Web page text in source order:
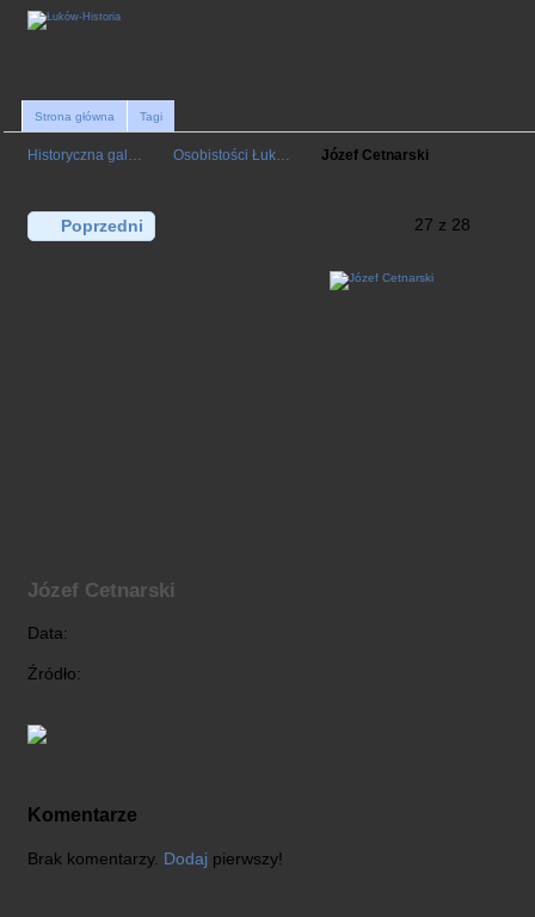
Strona główna Tagi
Historyczna gal… Osobistości Łuk… Józef Cetnarski
Poprzedni 27 z 28
Józef Cetnarski
Data:
Źródło:
Komentarze
Brak komentarzy. Dodaj pierwszy!